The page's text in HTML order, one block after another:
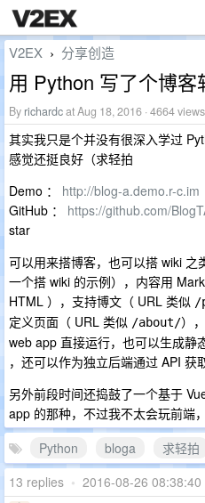
V2EX › 分享创造
用 Python 写了个博客
By richardcat Aug 18, 2016 · 4664 views
其实我只是个并没有很深入学过
感觉还挺良好（求轻拍
Demo ： http://blog-a.demo.r-c.im
GitHub ： https://github.com/
star
可以用来搭博客，也可以搭 wiki 之
一个搭 wiki 的示例），内容用
HTML ），支持博文（ URL 类似 /
定义页面（ URL 类似 /about/）
web app 直接运行，也可以生成静
，还可以作为独立后端通过 API 获
另外前段时间还捣鼓了一个基于
app 的那种，不过我不太会玩前
Python
bloga 求轻拍
13 replies • 2016-08-26 08:38:40